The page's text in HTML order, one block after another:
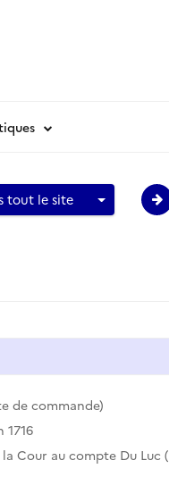
tout le site
de commande)
1716
Cour au compte Du Luc (